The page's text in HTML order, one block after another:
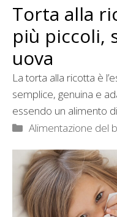
Torta alla
più piccoli,
uova
La torta alla ricotta è
semplice, genuina e
essendo un alimento
Categorie
Alimentazione del